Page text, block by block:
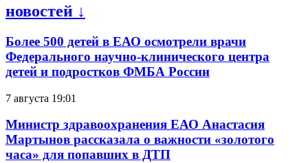
новостей ↓
Более 500 детей в ЕАО осмотрели врачи
Федерального научно-клинического центра
детей и подростков ФМБА России
7 августа 19:01
Министр здравоохранения ЕАО Анастасия
Мартынов рассказала о важности «золотого
часа» для попавших в ДТП